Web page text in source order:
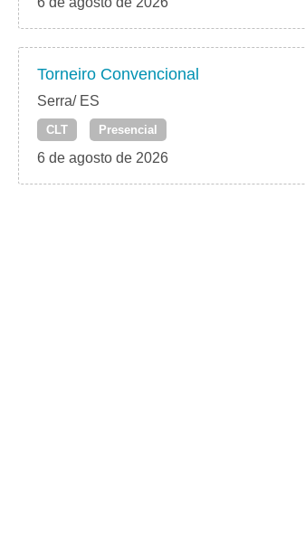
Torneiro Convencional
Serra/ ES
CLT Presencial
6 de agosto de 2026